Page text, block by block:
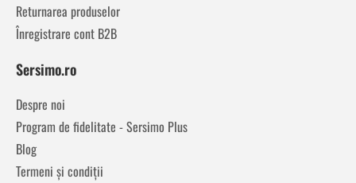
Returnarea produselor
Înregistrare cont B2B
Sersimo.ro
Despre noi
Program de fidelitate - Sersimo Plus
Blog
Termeni și condiții